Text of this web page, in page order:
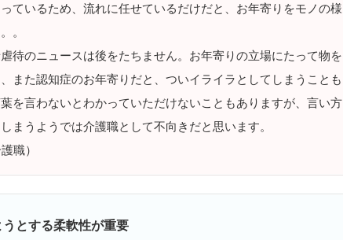
ているため、流れに任せているだけだと、お年寄りをモノの様
。
待のニュースは後をたちません。お年寄りの立場にたって物を
また認知症のお年寄りだと、ついイライラとしてしまうことも
を言わないとわかっていただけないこともありますが、言い方
まうようでは介護職として不向きだと思います。
職）
とする柔軟性が重要